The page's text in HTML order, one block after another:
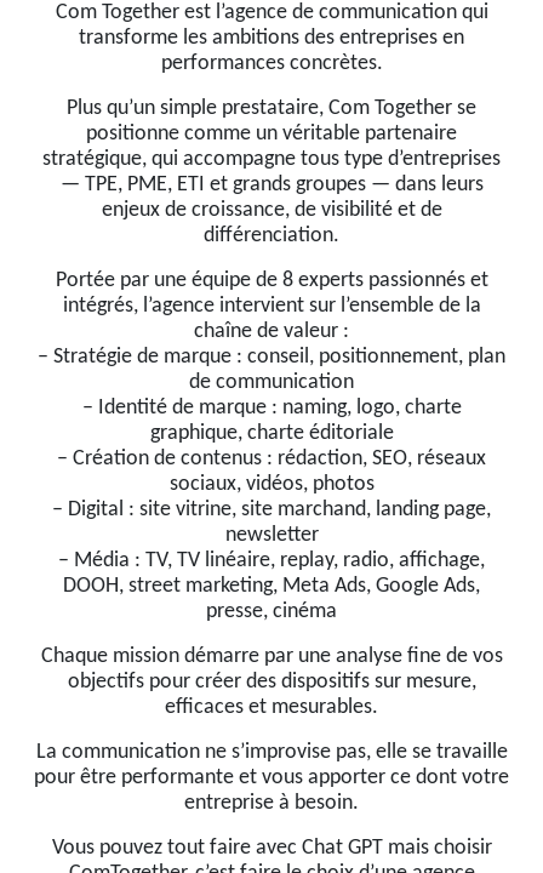
Com Together est l’agence de communication qui
transforme les ambitions des entreprises en
performances concrètes.
Plus qu’un simple prestataire, Com Together se
positionne comme un véritable partenaire
stratégique, qui accompagne tous type d’entreprises
— TPE, PME, ETI et grands groupes — dans leurs
enjeux de croissance, de visibilité et de
différenciation.
Portée par une équipe de 8 experts passionnés et
intégrés, l’agence intervient sur l’ensemble de la
chaîne de valeur :
– Stratégie de marque : conseil, positionnement, plan
de communication
– Identité de marque : naming, logo, charte
graphique, charte éditoriale
– Création de contenus : rédaction, SEO, réseaux
sociaux, vidéos, photos
– Digital : site vitrine, site marchand, landing page,
newsletter
– Média : TV, TV linéaire, replay, radio, affichage,
DOOH, street marketing, Meta Ads, Google Ads,
presse, cinéma
Chaque mission démarre par une analyse fine de vos
objectifs pour créer des dispositifs sur mesure,
efficaces et mesurables.
La communication ne s’improvise pas, elle se travaille
pour être performante et vous apporter ce dont votre
entreprise à besoin.
Vous pouvez tout faire avec Chat GPT mais choisir